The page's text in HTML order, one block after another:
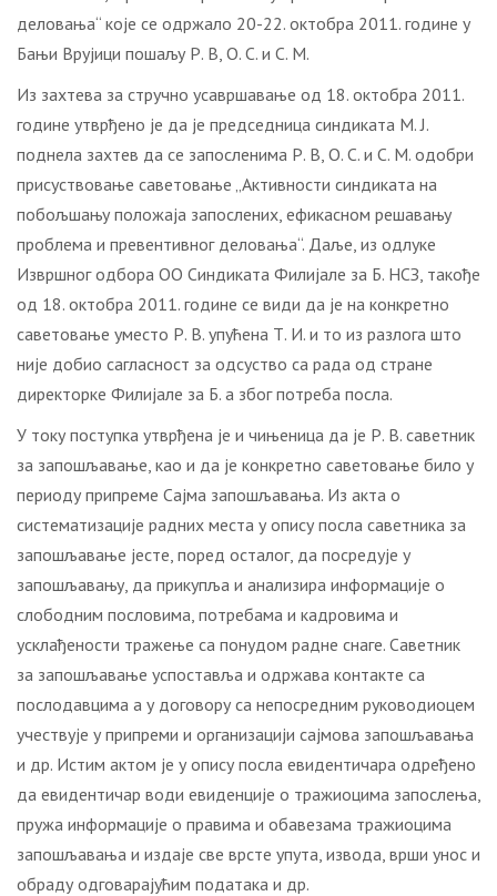
деловања“ које се одржало 20-22. октобра 2011. године у
Бањи Врујици пошаљу Р. В, О. С. и С. М.
Из захтева за стручно усавршавање од 18. октобра 2011.
године утврђено је да је председница синдиката М. Ј.
поднела захтев да се запосленима Р. В, О. С. и С. М. одобри
присуствовање саветовање „Активности синдиката на
побољшању положаја запослених, ефикасном решавању
проблема и превентивног деловања“. Даље, из одлуке
Извршног одбора ОО Синдиката Филијале за Б. НСЗ, такође
од 18. октобра 2011. године се види да је на конкретно
саветовање уместо Р. В. упућена Т. И. и то из разлога што
није добио сагласност за одсуство са рада од стране
директорке Филијале за Б. а због потреба посла.
У току поступка утврђена је и чињеница да је Р. В. саветник
за запошљавање, као и да је конкретно саветовање било у
периоду припреме Сајма запошљавања. Из акта о
систематизације радних места у опису посла саветника за
запошљавање јесте, поред осталог, да посредује у
запошљавању, да прикупља и анализира информације о
слободним пословима, потребама и кадровима и
усклађености тражење са понудом радне снаге. Саветник
за запошљавање успоставља и одржава контакте са
послодавцима а у договору са непосредним руководиоцем
учествује у припреми и организацији сајмова запошљавања
и др. Истим актом је у опису посла евидентичара одређено
да евидентичар води евиденције о тражиоцима запослења,
пружа информације о правима и обавезама тражиоцима
запошљавања и издаје све врсте упута, извода, врши унос и
обраду одговарајућим података и др.